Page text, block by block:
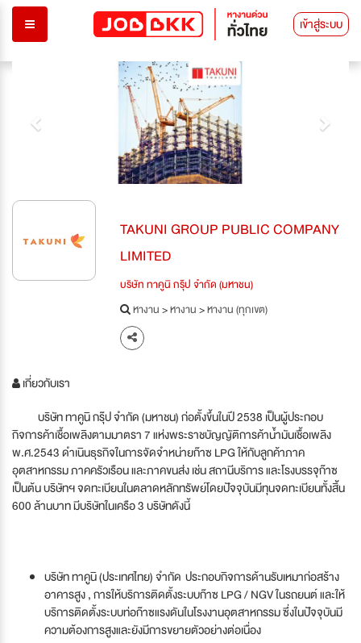
เข้าสู่ระบบ
TAKUNI GROUP PUBLIC COMPANY
LIMITED
บริษัท ทาคูนิ กรุ๊ป จำกัด (มหาชน)
หางาน>หางาน>หางาน (ทุกเขต)
เกี่ยวกับเรา
บริษัท ทาคูนิ กรุ๊ป จำกัด (มหาชน) ก่อตั้งขึ้นในปี 2538 เป็นผู้ประกอบ
กิจการค้าเชื้อเพลิงตามมาตรา 7 แห่งพระราชบัญญัติการค้าน้ำมันเชื้อเพลิง
พ.ศ.2543 ดำเนินธุรกิจในการจัดจำหน่ายก๊าซ LPG ให้กับลูกค้าภาค
อุตสาหกรรม ภาคครัวเรือน และภาคขนส่ง เช่น สถานีบริการ และโรงบรรจุก๊าซ
เป็นต้น บริษัทฯ จดทะเบียนในตลาดหลักทรัพย์โดยปัจจุบันมีทุนจดทะเบียนทั้งสิ้น
600 ล้านบาท มีบริษัทในเครือ 3 บริษัทดังนี้
บริษัท ทาคูนิ (ประเทศไทย) จำกัด ประกอบกิจการด้านรับเหมาก่อสร้าง
อาคารสูง , การให้บริการติดตั้งระบบก๊าซ LPG / NGV ในรถยนต์ และให้
บริการติดตั้งระบบท่อก๊าซแรงดันในโรงงานอุตสาหกรรม ซึ่งในปัจจุบันมี
ความต้องการสูงและยังมีการขยายตัวอย่างต่อเนื่อง